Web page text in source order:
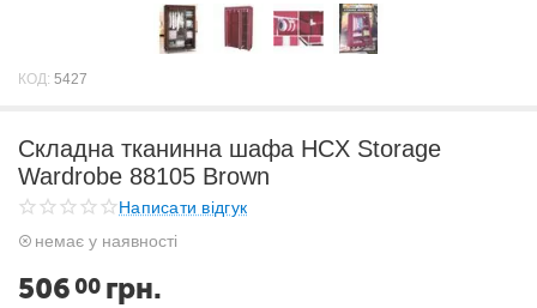
КОД: 5427
Складна тканинна шафа HCX Storage
Wardrobe 88105 Brown
Написати відгук
немає у наявності
506 00 грн.